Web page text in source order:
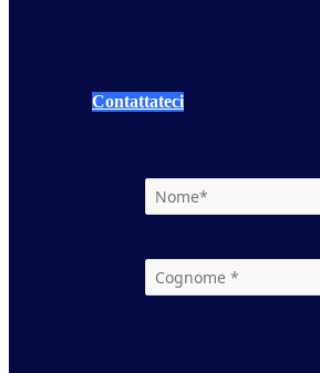
Contattateci